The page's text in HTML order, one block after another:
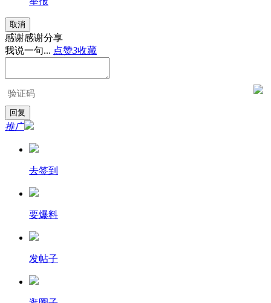
取消
感谢感谢分享
我说一句... 点赞3收藏
推广
去签到
要爆料
发帖子